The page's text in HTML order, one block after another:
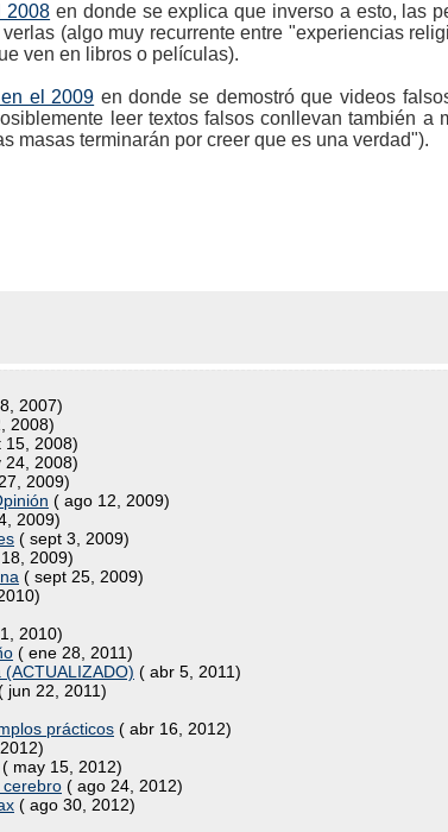
2008 en donde se explica que inverso a esto, las
(algo muy recurrente entre "experiencias
ven en libros o películas).
el 2009 en donde se demostró que videos
leer textos falsos conllevan también a
masas terminarán por creer que es una verdad").
2007)
2008)
15, 2008)
24, 2008)
2009)
( ago 12, 2009)
2009)
( sept 3, 2009)
2009)
( sept 25, 2009)
2010)
( ene 28, 2011)
( abr 5, 2011)
jun 22, 2011)
prácticos ( abr 16, 2012)
( may 15, 2012)
( ago 24, 2012)
( ago 30, 2012)